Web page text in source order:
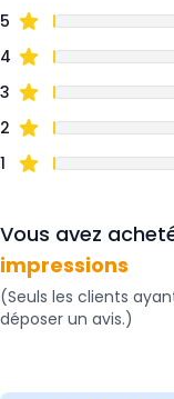
5
4
3
2
1
Vous avez
impressions
(Seuls les clients
déposer un avis.)